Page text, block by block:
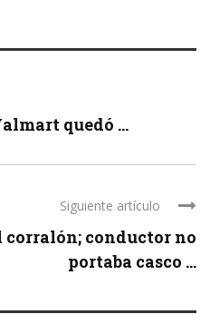
quedó ...
Siguiente artículo
conductor no
portaba casco ...